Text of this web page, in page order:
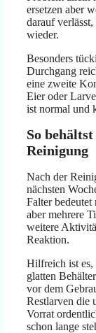
ersetzen aber
darauf
wieder.
Besonders
Durchgang
eine zweite
Eier oder
ist normal und
So
Reinigung
Nach der
nächsten
Falter
aber mehrere
weitere
Reaktion.
Hilfreich ist es,
glatten
vor dem
Restlarven die
Vorrat
schon lange